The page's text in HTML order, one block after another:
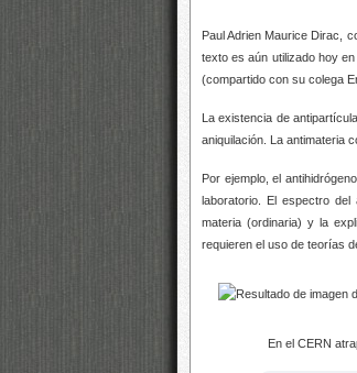
Paul Adrien Maurice Dirac,
texto es aún utilizado hoy
(compartido con su colega
La existencia de
aniquilación. La antimateria
Por ejemplo, el
laboratorio. El espectro
materia (ordinaria) y la
requieren el uso de teorías
En el CERN atraparon